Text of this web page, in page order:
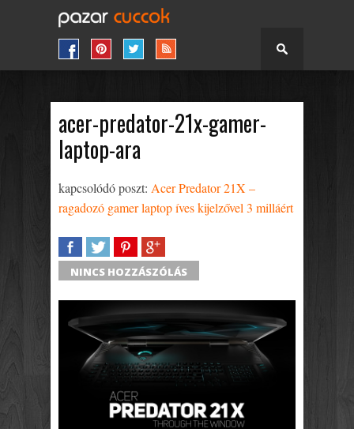
acer-predator-21x-gamer-
laptop-ara
kapcsolódó poszt: Acer Predator 21X –
ragadozó gamer laptop íves kijelzővel 3 milláért
SHARETWEETSHARESHARE
NINCS HOZZÁSZÓLÁS